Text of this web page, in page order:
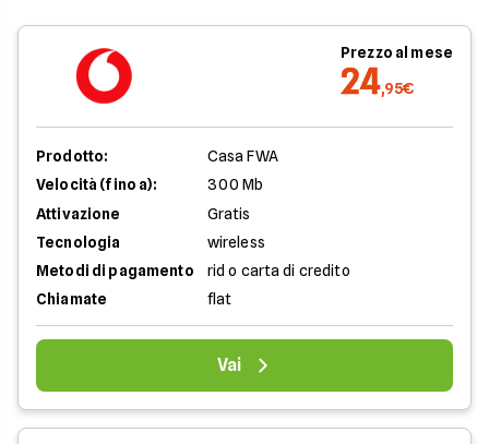
Prezzo al mese
24,95€
Prodotto:
Casa FWA
Velocità (fino a):
300 Mb
Attivazione
Gratis
Tecnologia
wireless
Metodi di pagamento
rid o carta di credito
Chiamate
flat
Vai